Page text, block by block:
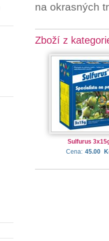
na okrasných
Zboží z
Sulfurus
Cena: 45.00